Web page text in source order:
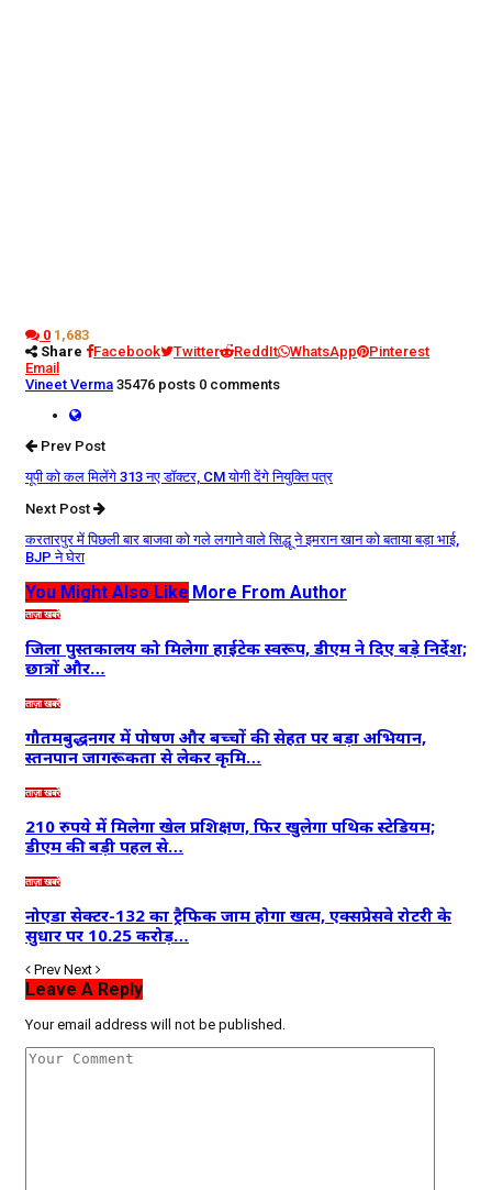
0 1,683
Share
Facebook Twitter ReddIt WhatsApp
Pinterest
Email
Vineet Verma 35476 posts 0 comments
Prev Post
यूपी को कल मिलेंगे 313 नए डॉक्टर, CM योगी देंगे नियुक्ति पत्र
Next Post
करतारपुर में पिछली बार बाजवा को गले लगाने वाले सिद्धू ने इमरान खान को बताया बड़ा भाई,
BJP ने घेरा
You Might Also Like More From Author
ताज़ा खबरें
जिला पुस्तकालय को मिलेगा हाईटेक स्वरूप, डीएम ने दिए बड़े निर्देश;
छात्रों और…
ताज़ा खबरें
गौतमबुद्धनगर में पोषण और बच्चों की सेहत पर बड़ा अभियान,
स्तनपान जागरूकता से लेकर कृमि…
ताज़ा खबरें
210 रुपये में मिलेगा खेल प्रशिक्षण, फिर खुलेगा पथिक स्टेडियम;
डीएम की बड़ी पहल से…
ताज़ा खबरें
नोएडा सेक्टर-132 का ट्रैफिक जाम होगा खत्म, एक्सप्रेसवे रोटरी के
सुधार पर 10.25 करोड़…
Prev Next
Leave A Reply
Your email address will not be published.